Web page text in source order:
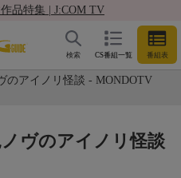
品特集 | J:COM TV
CS番組一覧 番組表
検索
のアイノリ怪談 - MONDOTV
ヴのアイノリ怪談